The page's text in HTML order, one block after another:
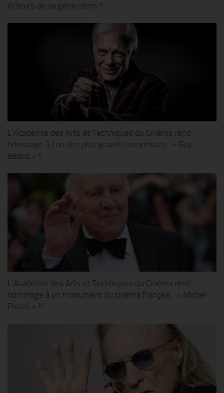
Acteurs de sa génération !!
L’Académie des Arts et Techniques du Cinéma rend
hommage à l’un des plus grands humoristes : « Guy
Bedos » !!
L’Académie des Arts et Techniques du Cinéma rend
hommage à un monument du cinéma français : « Michel
Piccoli » !!